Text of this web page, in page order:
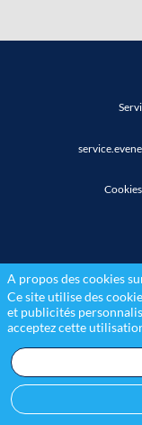
Cookies
A propos des cookies
Ce site utilise des
et publicités
acceptez cette